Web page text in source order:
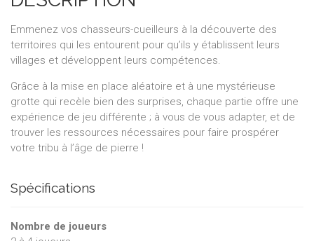
Emmenez vos chasseurs-cueilleurs à la découverte des
territoires qui les entourent pour qu’ils y établissent leurs
villages et développent leurs compétences.
Grâce à la mise en place aléatoire et à une mystérieuse
grotte qui recèle bien des surprises, chaque partie offre une
expérience de jeu différente ; à vous de vous adapter, et de
trouver les ressources nécessaires pour faire prospérer
votre tribu à l’âge de pierre !
Spécifications
Nombre de joueurs